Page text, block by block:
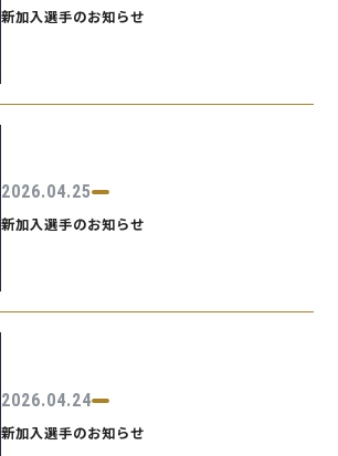
新加入選手のお知らせ
2026.04.25
新加入選手のお知らせ
2026.04.24
新加入選手のお知らせ